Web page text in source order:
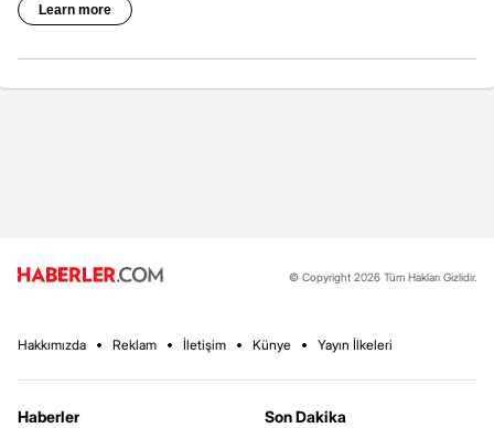
© Copyright 2026 Tüm Hakları Gizlidir.
Hakkımızda Reklam İletişim Künye Yayın İlkeleri
Haberler
Son Dakika